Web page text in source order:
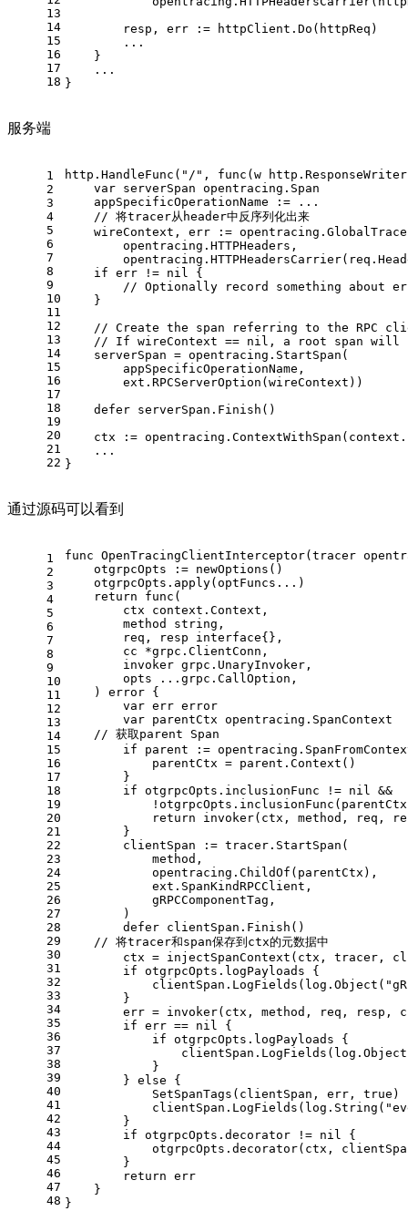
13
14
15
16
17
18
        resp, err := httpClient.Do(httpReq)
        ...
    }
    ...
}
服务端
1
2
3
4
5
6
7
8
9
10
11
12
13
14
15
16
17
18
19
20
21
22
http.HandleFunc("/", func(w
    var serverSpan opentracing.Span
    appSpecificOperationName := ...
    // 将tracer从header中反序列化出来
wireContext, err :=
        opentracing.HTTPHeaders,
    if err != nil {
// Optionally record something about
    }
// Create the span referring to the RPC
// If wireContext == nil, a root span will
    serverSpan = opentracing.StartSpan(
        appSpecificOperationName,
        ext.RPCServerOption(wireContext))
    defer serverSpan.Finish()
ctx :=
    ...
}
通过源码可以看到
1
2
3
4
5
6
7
8
9
10
11
12
13
14
15
16
17
18
19
20
21
22
23
24
25
26
27
28
29
30
31
32
33
34
35
36
37
38
39
40
41
42
43
44
45
46
47
48
func OpenTracingClientInterceptor(tracer
    otgrpcOpts := newOptions()
    otgrpcOpts.apply(optFuncs...)
return
func (
        ctx context.Context,
        method
string ,
        req, resp
interface{},
        cc *grpc.ClientConn,
        invoker grpc.UnaryInvoker,
        opts ...grpc.CallOption,
    )
error {
var err error
var parentCtx opentracing.SpanContext
// 获取parent Span
if parent :=
            parentCtx = parent.Context()
        }
if otgrpcOpts.inclusionFunc != nil
&&
return invoker(ctx, method, req,
        }
        clientSpan := tracer.StartSpan(
            method,
            opentracing.ChildOf(parentCtx),
            ext.SpanKindRPCClient,
            gRPCComponentTag,
        )
defer clientSpan.Finish()
// 将tracer和span保存到ctx的元数据中
ctx = injectSpanContext(ctx, tracer,
if otgrpcOpts.logPayloads {
            clientSpan.LogFields(log.Object(
        }
err = invoker(ctx, method, req, resp,
if err == nil
{
if otgrpcOpts.logPayloads {
            }
        }
else {
            SetSpanTags(clientSpan, err,
true )
            clientSpan.LogFields(log.String(
        }
if otgrpcOpts.decorator != nil
{
otgrpcOpts.decorator(ctx,
        }
return err
    }
}